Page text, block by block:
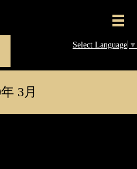
Select Language ▼
メ
3月